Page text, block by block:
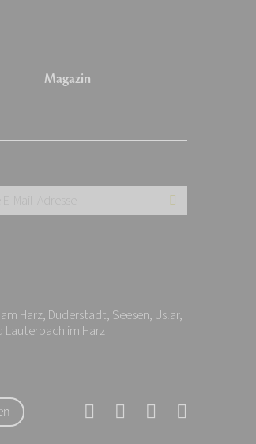
Magazin
Harz, Duderstadt, Seesen, Uslar,
Lauterbach im Harz